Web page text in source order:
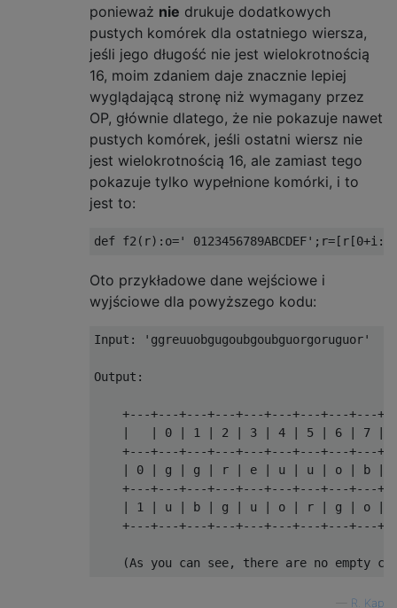
ponieważ nie drukuje dodatkowych
pustych komórek dla ostatniego wiersza,
jeśli jego długość nie jest wielokrotnością
16, moim zdaniem daje znacznie lepiej
wyglądającą stronę niż wymagany przez
OP, głównie dlatego, że nie pokazuje nawet
pustych komórek, jeśli ostatni wiersz nie
jest wielokrotnością 16, ale zamiast tego
pokazuje tylko wypełnione komórki, i to
jest to:
Oto przykładowe dane wejściowe i
wyjściowe dla powyższego kodu:
Input: 'ggreuuobgugoubgoubguorgoruguor'
Output:
+---+---+---+---+---+---+---+---+---
|   | 0 | 1 | 2 | 3 | 4 | 5 | 6 | 7 |
+---+---+---+---+---+---+---+---+---
| 0 | g | g | r | e | u | u | o | b |
+---+---+---+---+---+---+---+---+---
| 1 | u | b | g | u | o | r | g | o |
+---+---+---+---+---+---+---+---+---
R. Kap